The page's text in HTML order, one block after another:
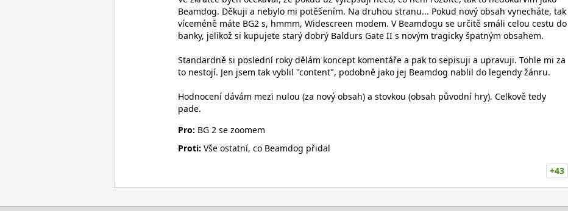
Beamdog. Děkuji a nebylo mi potěšením. Na druhou stranu... Pokud nový obsah vynecháte, tak
víceméně máte BG2 s, hmmm, Widescreen modem. V Beamdogu se určitě smáli celou cestu do
banky, jelikož si kupujete starý dobrý Baldurs Gate II s novým tragicky špatným obsahem.
Standardně si poslední roky dělám koncept komentáře a pak to sepisuji a upravuji. Tohle mi za
to nestojí. Jen jsem tak vyblil "content", podobně jako jej Beamdog nablil do legendy žánru.
Hodnocení dávám mezi nulou (za nový obsah) a stovkou (obsah původní hry). Celkově tedy
pade.
Pro: BG 2 se zoomem
Proti: Vše ostatní, co Beamdog přidal
+43